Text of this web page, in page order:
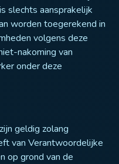
slechts aansprakelijk
worden toegerekend in
volgens deze
nakoming van
onder deze
geldig zolang
van Verantwoordelijke
op grond van de